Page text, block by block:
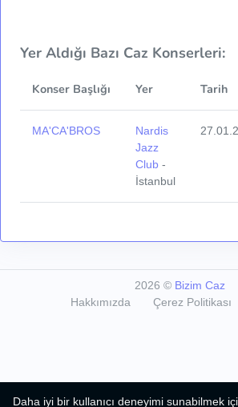
Yer Aldığı Bazı Caz Konserleri:
Konser Başlığı Yer Tarih
MA'CA'BROS
Nardis
Jazz
Club -
İstanbul
2026 © Bizim Caz
Hakkımızda
Çerez Politikası
Daha iyi bir kullanıcı deneyimi sunabilmek